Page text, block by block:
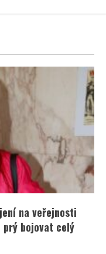
na veřejnosti
bojovat celý